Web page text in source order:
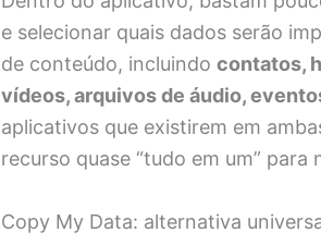
e selecionar quais dados serão
de conteúdo, incluindo contatos,
vídeos, arquivos de áudio,
aplicativos que existirem em
recurso quase “tudo em um” para
Copy My Data: alternativa